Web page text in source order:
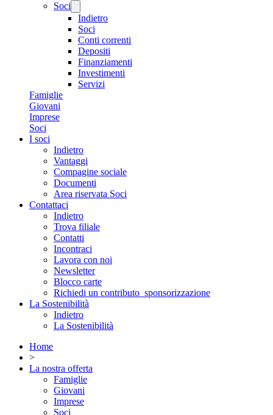
Soci
Indietro
Soci
Conti correnti
Depositi
Finanziamenti
Investimenti
Servizi
Famiglie
Giovani
Imprese
Soci
I soci
Indietro
Vantaggi
Compagine sociale
Documenti
Area riservata Soci
Contattaci
Indietro
Trova filiale
Contatti
Incontraci
Lavora con noi
Newsletter
Blocco carte
Richiedi un contributo_sponsorizzazione
La Sostenibilità
Indietro
La Sostenibilità
Home
>
La nostra offerta
Famiglie
Giovani
Imprese
Soci